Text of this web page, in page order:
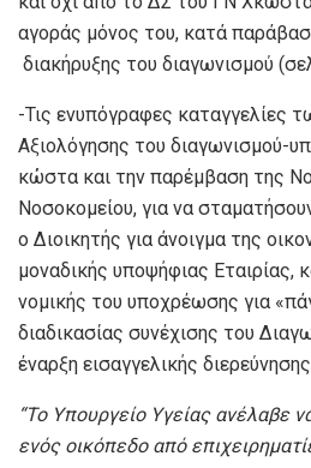
αγοράς μόνος του, κατά
διακήρυξης του διαγωνισμού
-Τις ενυπόγραφες καταγγελίες
Αξιολόγησης του διαγωνισμού-
κώστα και την παρέμβαση της
Νοσοκομείου, για να
ο Διοικητής για άνοιγμα της
μοναδικής υποψήφιας Εταιρίας,
νομικής του υποχρέωσης για
διαδικασίας συνέχισης του
έναρξη εισαγγελικής
“Το Υπουργείο Υγείας ανέλαβε
ενός οικόπεδο από